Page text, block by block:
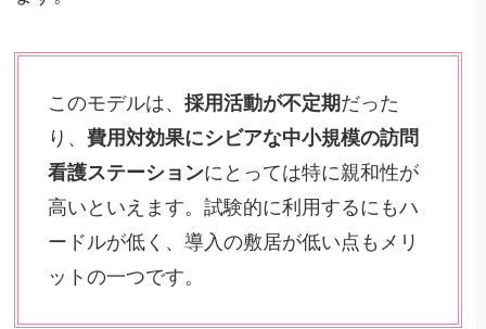
このモデルは、採用活動が不定期だった
り、費用対効果にシビアな中小規模の訪問
看護ステーションにとっては特に親和性が
高いといえます。試験的に利用するにもハ
ードルが低く、導入の敷居が低い点もメリ
ットの一つです。